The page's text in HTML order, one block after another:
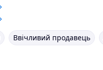
Ввічливий продавець